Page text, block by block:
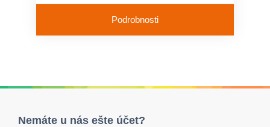
Podrobnosti
Nemáte u nás ešte účet?